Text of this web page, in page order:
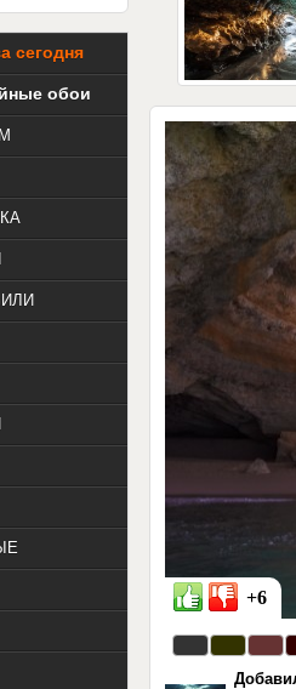
+6
сегодня
обои